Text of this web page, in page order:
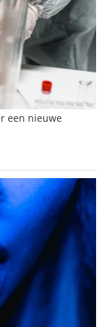
een nieuwe